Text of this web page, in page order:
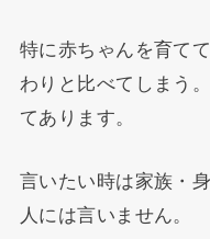
特に赤ちゃんを育て
わりと比べてしまう
てあります。
言いたい時は家族・
人には言いません。